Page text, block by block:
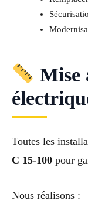
Mise
Toutes les
C 15-100 pour
Nous réalisons :